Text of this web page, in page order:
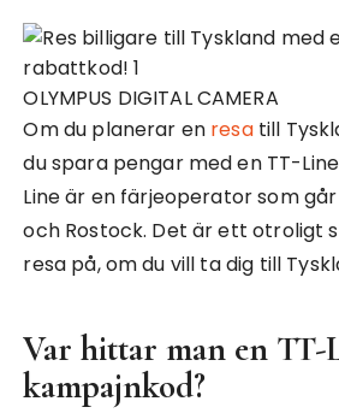
OLYMPUS DIGITAL CAMERA
Om du planerar en resatill
du spara pengar med en TT-
Line är en färjeoperator som
och Rostock. Det är ett otroligt
resa på, om du vill ta dig till
Var hittar man en TT-
kampajnkod?